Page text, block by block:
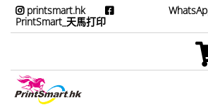
printsmart.hk
PrintSmart_天馬打印